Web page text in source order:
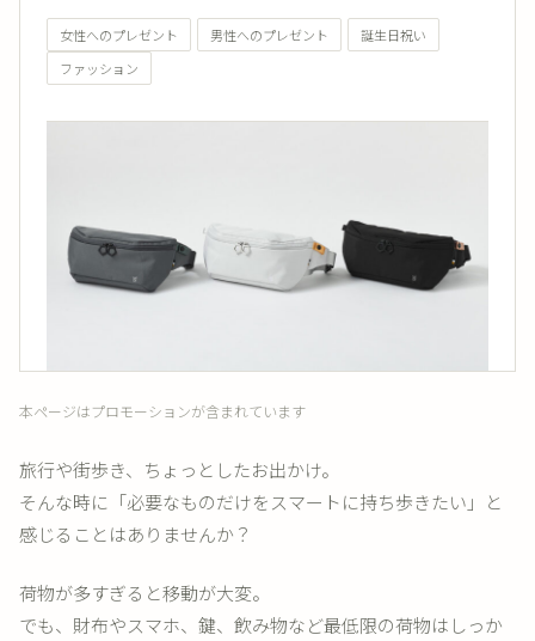
女性へのプレゼント 男性へのプレゼント
誕生日祝い
ファッション
本ページはプロモーションが含まれています
旅行や街歩き、ちょっとしたお出かけ。
そんな時に「必要なものだけをスマートに持ち歩きたい」と
感じることはありませんか？
荷物が多すぎると移動が大変。
でも、財布やスマホ、鍵、飲み物など最低限の荷物はしっか